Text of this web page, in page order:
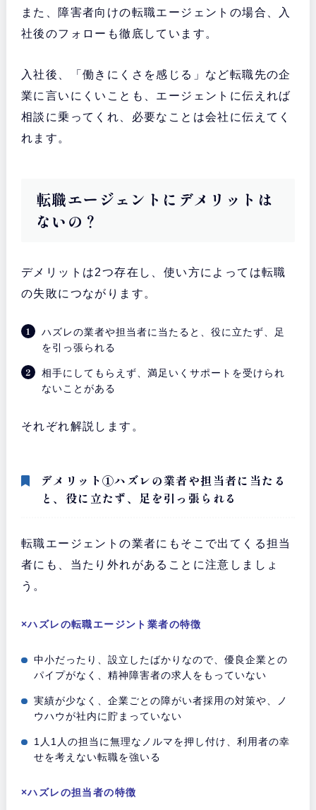
また、障害者向けの転職エージェントの場合、入
社後のフォローも徹底しています。
入社後、「働きにくさを感じる」など転職先の企
業に言いにくいことも、エージェントに伝えれば
相談に乗ってくれ、必要なことは会社に伝えてく
れます。
転職エージェントにデメリットは
ないの？
デメリットは2つ存在し、使い方によっては転職
の失敗につながります。
ハズレの業者や担当者に当たると、役に立たず、足
を引っ張られる
相手にしてもらえず、満足いくサポートを受けられ
ないことがある
それぞれ解説します。
デメリット①ハズレの業者や担当者に当たる
と、役に立たず、足を引っ張られる
転職エージェントの業者にもそこで出てくる担当
者にも、当たり外れがあることに注意しましょ
う。
×ハズレの転職エージント業者の特徴
中小だったり、設立したばかりなので、優良企業との
パイプがなく、精神障害者の求人をもっていない
実績が少なく、企業ごとの障がい者採用の対策や、ノ
ウハウが社内に貯まっていない
1人1人の担当に無理なノルマを押し付け、利用者の幸
せを考えない転職を強いる
×ハズレの担当者の特徴